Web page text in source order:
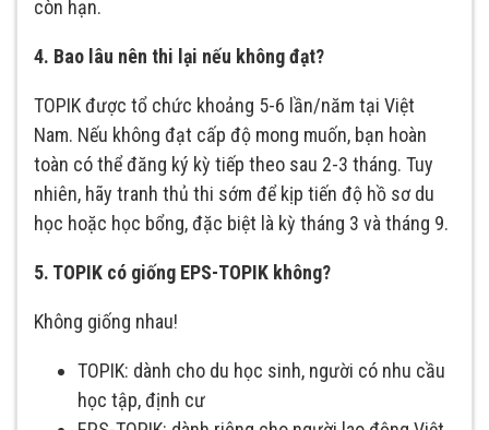
còn hạn.
4. Bao lâu nên thi lại nếu không đạt?
TOPIK được tổ chức khoảng 5-6 lần/năm tại Việt
Nam. Nếu không đạt cấp độ mong muốn, bạn hoàn
toàn có thể đăng ký kỳ tiếp theo sau 2-3 tháng. Tuy
nhiên, hãy tranh thủ thi sớm để kịp tiến độ hồ sơ du
học hoặc học bổng, đặc biệt là kỳ tháng 3 và tháng 9.
5. TOPIK có giống EPS-TOPIK không?
Không giống nhau!
TOPIK: dành cho du học sinh, người có nhu cầu
học tập, định cư